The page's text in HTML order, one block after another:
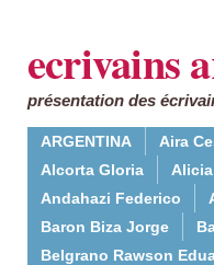
ecrivains
présentation des
ARGENTINA Aira
Alcorta Gloria
Alicia
Andahazi Federico
Baron Biza Jorge
Belgrano Rawson